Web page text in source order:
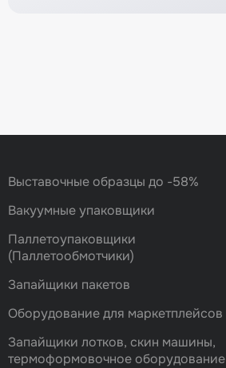
Выставочные образцы до -58%
Вакуумные упаковщики
Паллетоупаковщики
(Паллетообмотчики)
Запайщики пакетов
Оборудование для маркетплейсов
Запайщики лотков, скин машины,
термоформовочное оборудование